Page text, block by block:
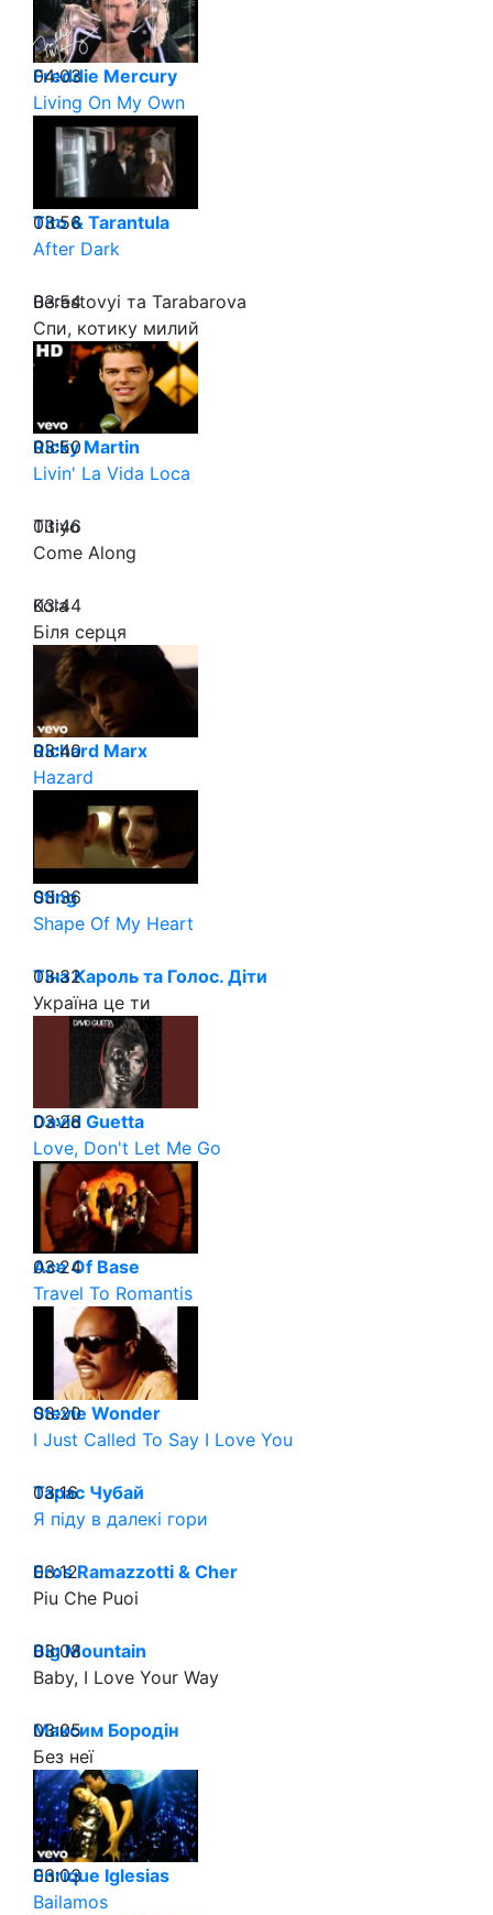
04:03
Freddie Mercury
Living On My Own
03:56
Tito & Tarantula
After Dark
03:54
Berestovyi та Tarabarova
Спи, котику милий
03:50
Ricky Martin
Livin' La Vida Loca
03:46
Titiyo
Come Along
03:44
Kola
Біля серця
03:40
Richard Marx
Hazard
03:36
Sting
Shape Of My Heart
03:32
Тіна Кароль та Голос. Діти
Україна це ти
03:28
David Guetta
Love, Don't Let Me Go
03:24
Ace Of Base
Travel To Romantis
03:20
Stevie Wonder
I Just Called To Say I Love You
03:16
Тарас Чубай
Я піду в далекі гори
03:12
Eros Ramazzotti & Cher
Piu Che Puoi
03:08
Big Mountain
Baby, I Love Your Way
03:05
Максим Бородін
Без неї
03:03
Enrique Iglesias
Bailamos